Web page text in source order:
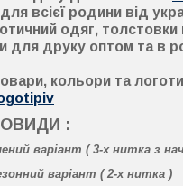
всієї родини від
одяг,
для друку оптом та в
кольори та
:
варіант (3-х нитка з
варіант (2-х нитка )